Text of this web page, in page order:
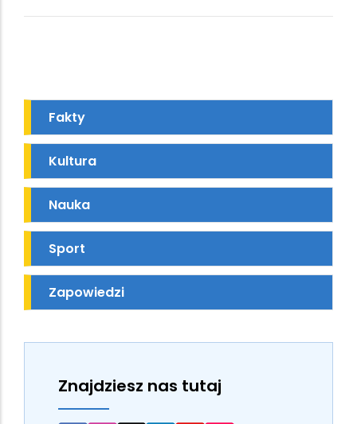
Fakty
Kultura
Nauka
Sport
Zapowiedzi
Znajdziesz nas tutaj